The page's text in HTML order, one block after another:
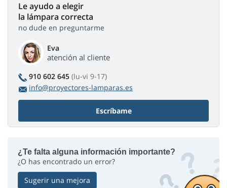
Le ayudo a elegir
la lámpara correcta
no dude en preguntarme
Eva
atención al cliente
910 602 645 (lu-vi 9-17)
info@proyectores-lamparas.es
Escríbame
¿Te falta alguna información importante?
¿O has encontrado un error?
Sugerir una mejora